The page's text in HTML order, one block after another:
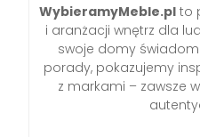
WybieramyMeble.plto
i aranżacji wnętrz dla
swoje domy
porady, pokazujemy
z markami – zawsze